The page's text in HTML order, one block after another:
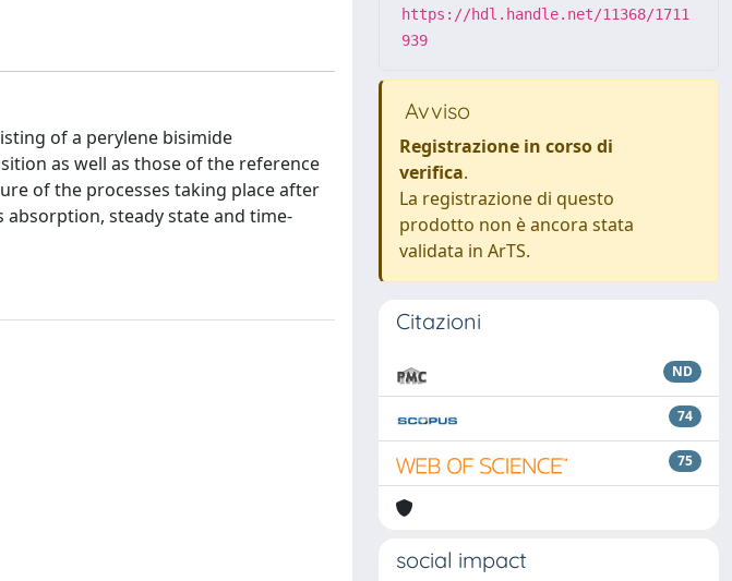
of a perylene bisimide
as well as those of the reference
of the processes taking place after
absorption, steady state and time-
https://hdl.handle.net/11368/1711
939
Avviso
Registrazione in corso di
verifica.
La registrazione di questo
prodotto non è ancora stata
validata in ArTS.
Citazioni
ND
74
75
social impact